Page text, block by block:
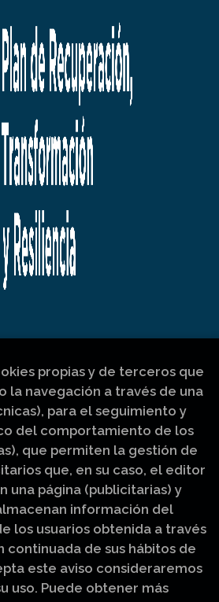
propias y de terceros que
la navegación a través de una
para el seguimiento y
del comportamiento de los
que permiten la gestión de
que, en su caso, el editor
una página (publicitarias) y
información del
los usuarios obtenida a través
continuada de sus hábitos de
este aviso consideraremos
uso. Puede obtener más